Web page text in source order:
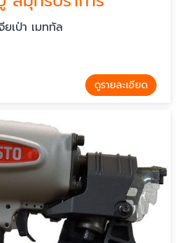
เป่า เมททัล
ดูรายละเอียด